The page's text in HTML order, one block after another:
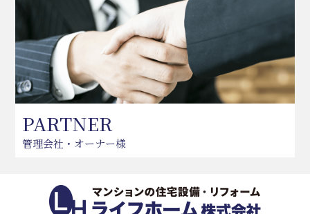
PARTNER
管理会社・オーナー様